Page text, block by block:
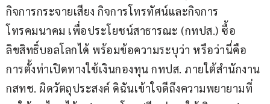
กิจการกระจายเสียง กิจการโทรทัศน์และกิจการ
โทรคมนาคม เพื่อประโยชน์สาธารณะ (กทปส.) ซื้อ
ลิขสิทธิ์บอลโลกได้ พร้อมข้อความระบุว่า หรือว่านี่คือ
การตั้งท่าเปิดทางใช้เงินกองทุน กทปส. ภายใต้สำนักงาน
กสทช. ผิดวัตถุประสงค์ ดิฉันเข้าใจดีถึงความพยายามที่